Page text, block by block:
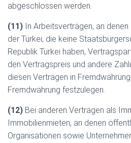
abgeschlossen werden.
(11) In Arbeitsverträgen, an
der Türkei, die keine
Republik Türkei haben,
den Vertragspreis und andere
diesen Verträgen in
Fremdwährung festzulegen.
(12) Bei anderen Verträgen als
Immobilienmieten, an denen
Organisationen sowie